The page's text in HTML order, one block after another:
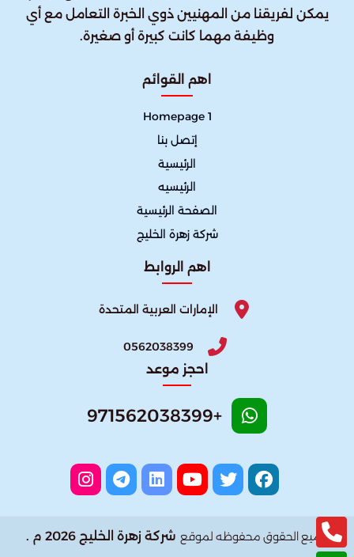
يمكن لفريقنا من المهنيين ذوي الخبرة التعامل مع أي
وظيفة مهما كانت كبيرة أو صغيرة.
اهم القوائم
Homepage 1
إتصل بنا
الرئيسية
الرئيسيه
الصفحة الرئيسية
شركة زهرة الخليج
اهم الروابط
الإمارات العربية المتحدة
0562038399
احجز موعد
+971562038399
جميع الحقوق محفوظه لموقع شركة زهرة الخليج 2026 م .